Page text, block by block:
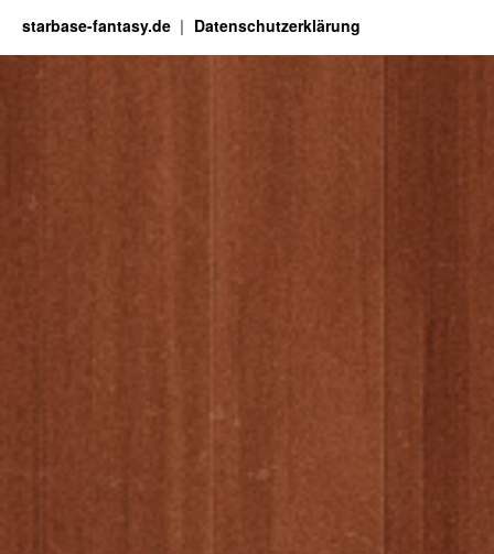
starbase-fantasy.de Datenschutzerklärung